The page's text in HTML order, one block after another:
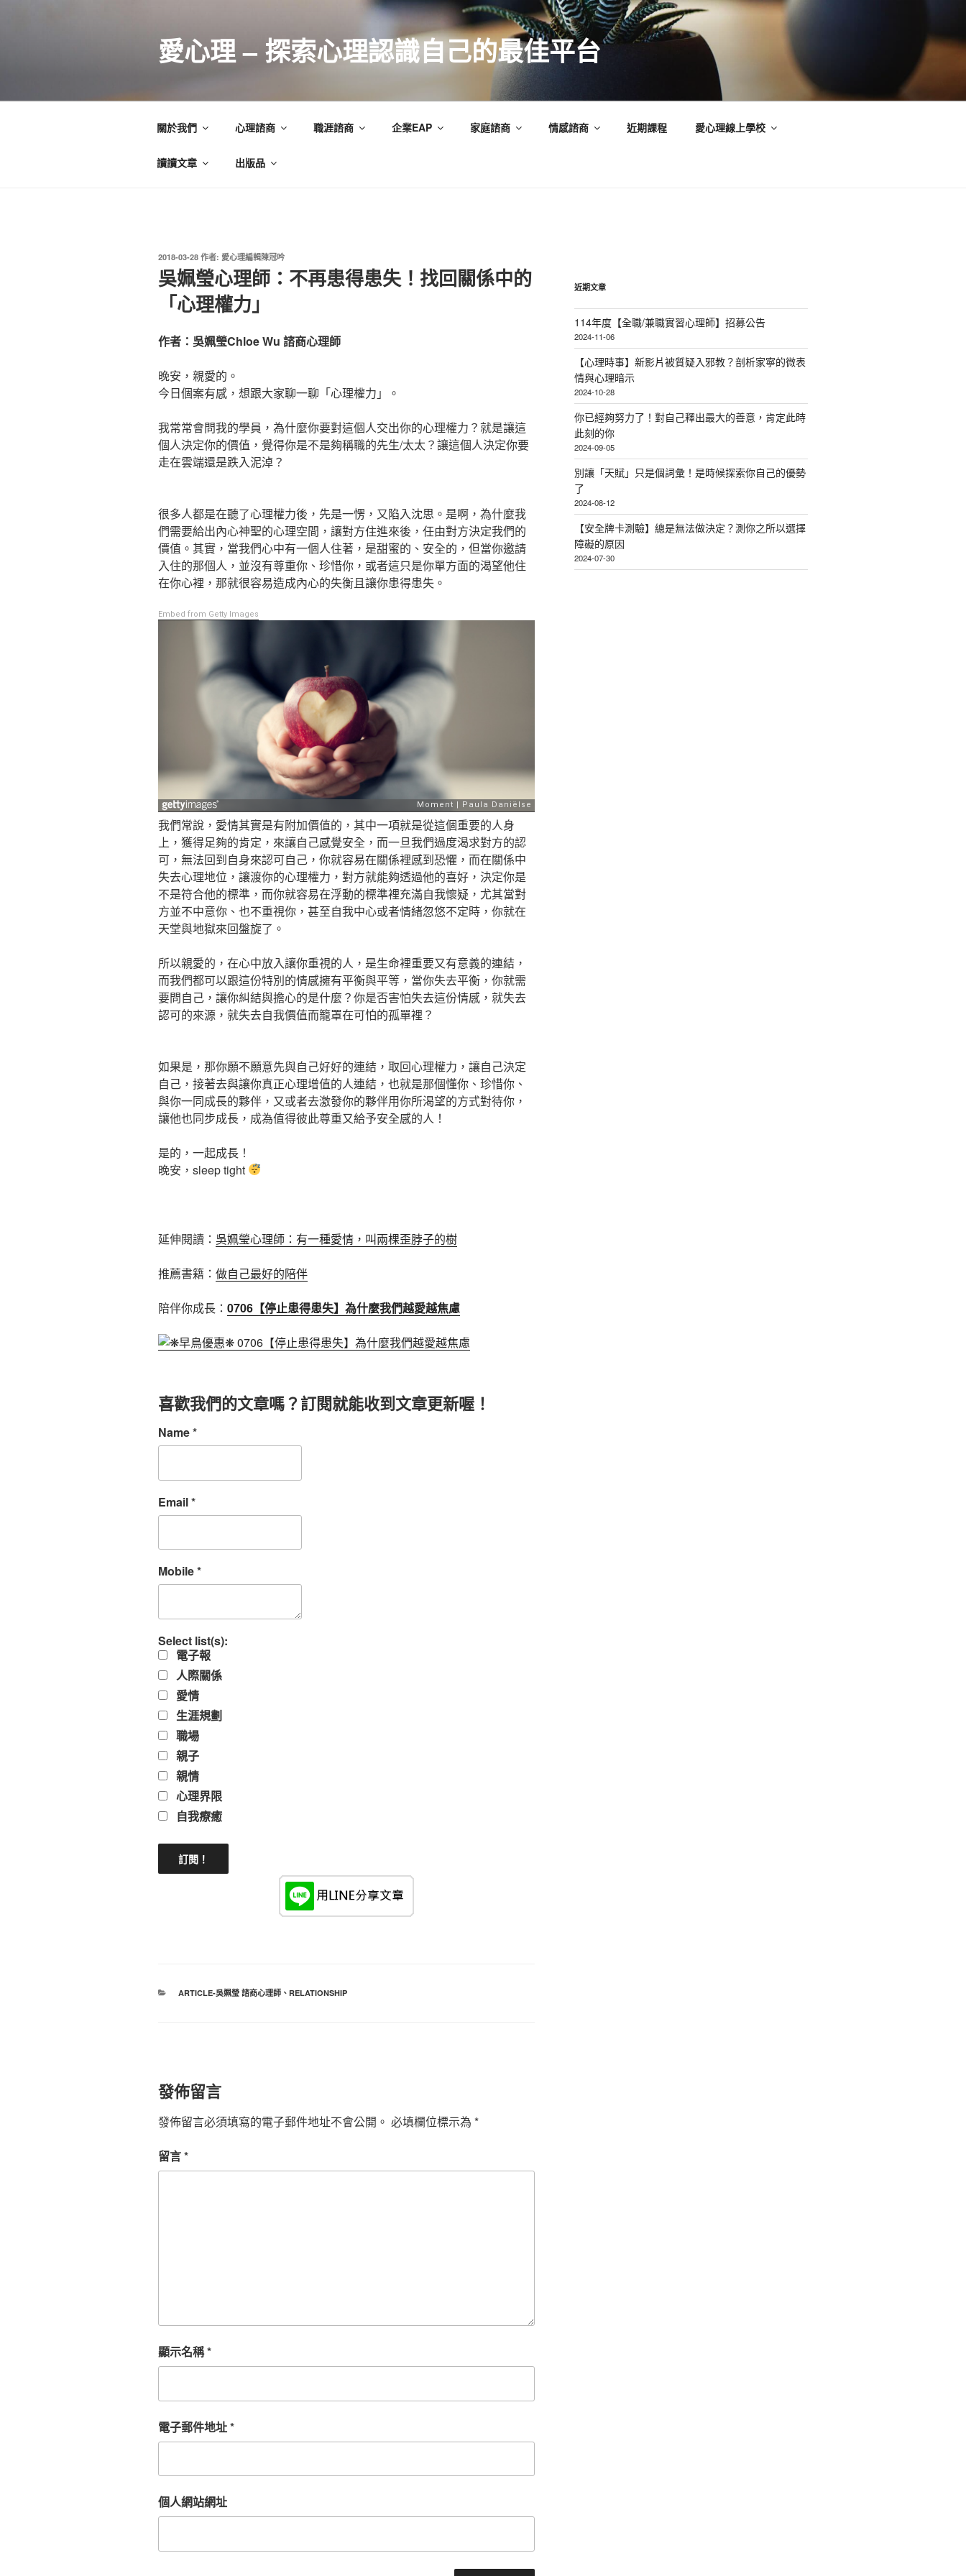
愛心理 – 探索心理認識自己的最佳平台
關於我們 心理諮商 職涯諮商 企業EAP 家庭諮商 情感諮商 近期課程 愛心理線上學校
讀讀文章 出版品
發
佈
於
2018-03-28 作者: 愛心理編輯陳冠吟
吳姵瑩心理師：不再患得患失！找回關係中的
「心理權力」
作者：吳姵瑩Chloe Wu 諮商心理師
晚安，親愛的。
今日個案有感，想跟大家聊一聊「心理權力」。
我常常會問我的學員，為什麼你要對這個人交出你的心理權力？就是讓這
個人決定你的價值，覺得你是不是夠稱職的先生/太太？讓這個人決定你要
走在雲端還是跌入泥淖？
很多人都是在聽了心理權力後，先是一愣，又陷入沈思。是啊，為什麼我
們需要給出內心神聖的心理空間，讓對方住進來後，任由對方決定我們的
價值。其實，當我們心中有一個人住著，是甜蜜的、安全的，但當你邀請
入住的那個人，並沒有尊重你、珍惜你，或者這只是你單方面的渴望他住
在你心裡，那就很容易造成內心的失衡且讓你患得患失。
Embed from Getty Images
我們常說，愛情其實是有附加價值的，其中一項就是從這個重要的人身
上，獲得足夠的肯定，來讓自己感覺安全，而一旦我們過度渴求對方的認
可，無法回到自身來認可自己，你就容易在關係裡感到恐懼，而在關係中
失去心理地位，讓渡你的心理權力，對方就能夠透過他的喜好，決定你是
不是符合他的標準，而你就容易在浮動的標準裡充滿自我懷疑，尤其當對
方並不中意你、也不重視你，甚至自我中心或者情緒忽悠不定時，你就在
天堂與地獄來回盤旋了。
所以親愛的，在心中放入讓你重視的人 ，是生命裡重要又有意義的連結，
而我們都可以跟這份特別的情感擁有平衡與平等，當你失去平衡，你就需
要問自己，讓你糾結與擔心的是什麼？你是否害怕失去這份情感，就失去
認可的來源，就失去自我價值而籠罩在可怕的孤單裡？
如果是，那你願不願意先與自己好好的連結，取回心理權力，讓自己決定
自己，接著去與讓你真正心理增值的人連結，也就是那個懂你、珍惜你、
與你一同成長的夥伴，又或者去激發你的夥伴用你所渴望的方式對待你，
讓他也同步成長，成為值得彼此尊重又給予安全感的人！
是的，一起成長！
晚安，sleep tight
延伸閱讀： 吳姵瑩心理師：有一種愛情，叫兩棵歪脖子的樹
推薦書籍： 做自己最好的陪伴
陪伴你成長： 0706 【停止患得患失】為什麼我們越愛越焦慮
喜歡我們的文章嗎？訂閱就能收到文章更新喔！
Name*
Email*
Mobile*
Select list(s):
電子報
人際關係
愛情
生涯規劃
職場
親子
親情
心理界限
自我療癒
分
ARTICLE-吳姵瑩 諮商心理師、 RELATIONSHIP
發佈留言
發佈留言必須填寫的電子郵件地址不會公開。 必填欄位標示為 *
留言*
顯示名稱*
電子郵件地址*
個人網站網址
近期文章
114年度【全職/兼職實習心理師】招募公告
2024-11-06
【心理時事】新影片被質疑入邪教？剖析家寧的微表
情與心理暗示
2024-10-28
你已經夠努力了！對自己釋出最大的善意，肯定此時
此刻的你
2024-09-05
別讓「天賦」只是個詞彙！是時候探索你自己的優勢
了
2024-08-12
【安全牌卡測驗】總是無法做決定？測你之所以選擇
障礙的原因
2024-07-30